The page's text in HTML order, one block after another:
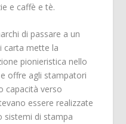
e caffè e tè.
di passare a un
carta mette la
pionieristica nello
offre agli stampatori
capacità verso
essere realizzate
sistemi di stampa